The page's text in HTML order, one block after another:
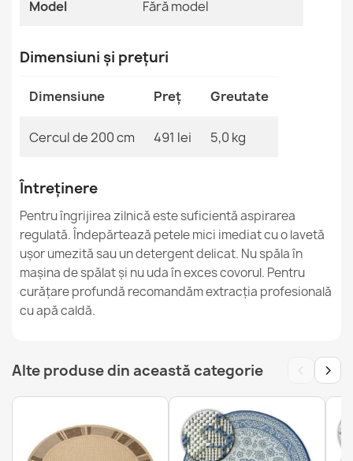
alb - 2 CALITATE
182,90 lej
Covor TIMO ȘNURUIT SISAL outdoor ramă gri deschis -
GRADUL 2
379,90 lej
CLASA 2
MPN Kabis_19950
Model Fără model
Dimensiuni și prețuri
Dimensiune Preț Greutate
Cercul de 200 cm 491 lei 5,0 kg
Întreținere
Pentru îngrijirea zilnică este suficientă aspirarea
regulată. Îndepărtează petele mici imediat cu o lavetă
ușor umezită sau un detergent delicat. Nu spăla în
mașina de spălat și nu uda în exces covorul. Pentru
curățare profundă recomandăm extracția profesională
cu apă caldă.
Alte produse din această categorie ‹ ›